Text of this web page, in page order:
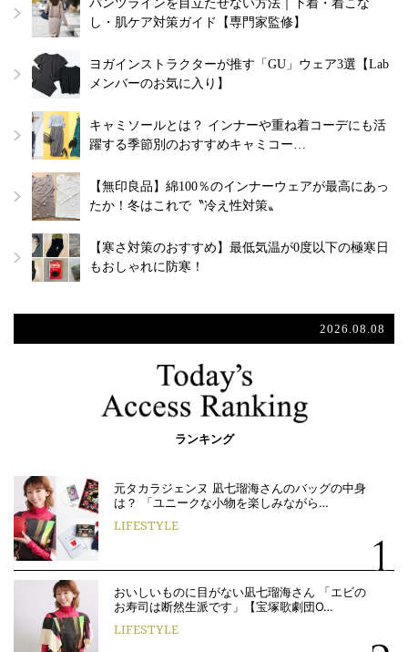
パンツラインを目立たせない方法｜下着・着こな
し・肌ケア対策ガイド【専門家監修】
ヨガインストラクターが推す「GU」ウェア3選【Lab
メンバーのお気に入り】
キャミソールとは？ インナーや重ね着コーデにも活
躍する季節別のおすすめキャミコー…
【無印良品】綿100％のインナーウェアが最高にあっ
たか！冬はこれで〝冷え性対策〟
【寒さ対策のおすすめ】最低気温が0度以下の極寒日
もおしゃれに防寒！
2026.08.08
ランキング
元タカラジェンヌ 凪七瑠海さんのバッグの中身
は？ 「ユニークな小物を楽しみながら…
LIFESTYLE
おいしいものに目がない凪七瑠海さん 「エビの
お寿司は断然生派です」【宝塚歌劇団O…
LIFESTYLE